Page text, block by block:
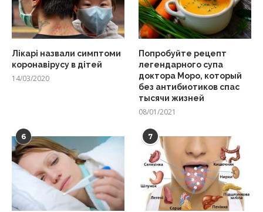
Лікарі назвали симптоми
коронавірусу в дітей
14/03/2020
Попробуйте рецепт
легендарного супа
доктора Моро, который
без антибиотиков спас
тысячи жизней
08/01/2021
6 7